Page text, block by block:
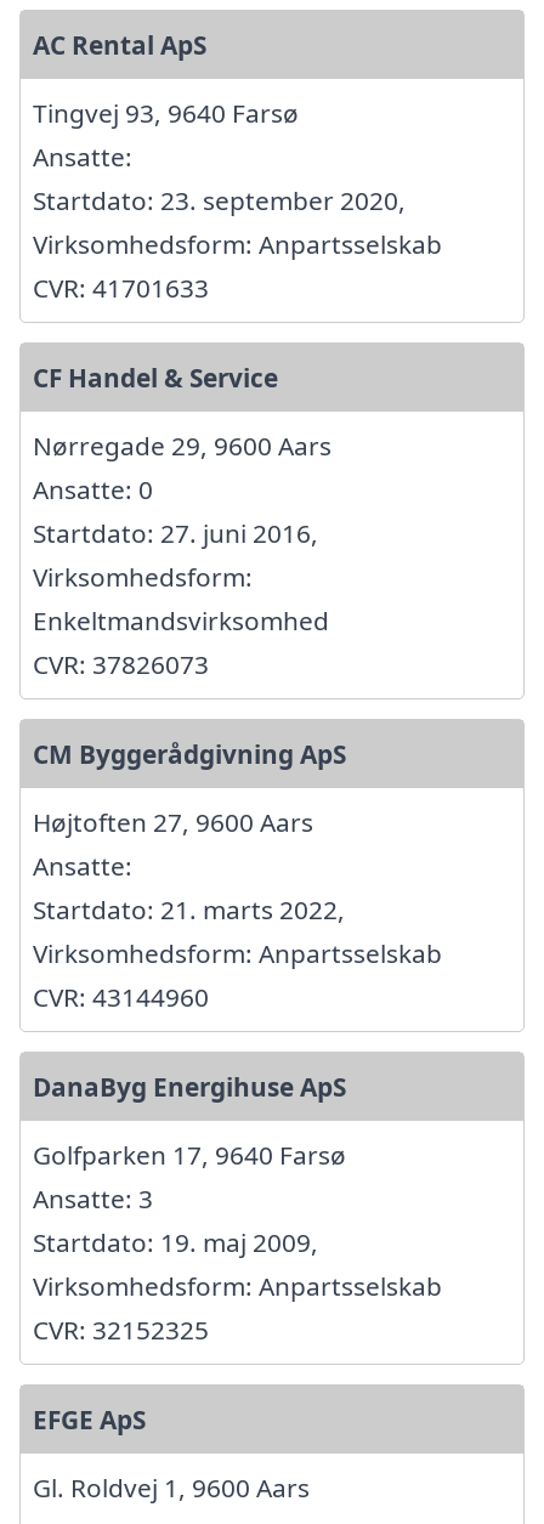
AC Rental ApS
Tingvej 93, 9640 Farsø
Ansatte:
Startdato: 23. september 2020,
Virksomhedsform: Anpartsselskab
CVR: 41701633
CF Handel & Service
Nørregade 29, 9600 Aars
Ansatte: 0
Startdato: 27. juni 2016,
Virksomhedsform:
Enkeltmandsvirksomhed
CVR: 37826073
CM Byggerådgivning ApS
Højtoften 27, 9600 Aars
Ansatte:
Startdato: 21. marts 2022,
Virksomhedsform: Anpartsselskab
CVR: 43144960
DanaByg Energihuse ApS
Golfparken 17, 9640 Farsø
Ansatte: 3
Startdato: 19. maj 2009,
Virksomhedsform: Anpartsselskab
CVR: 32152325
EFGE ApS
Gl. Roldvej 1, 9600 Aars